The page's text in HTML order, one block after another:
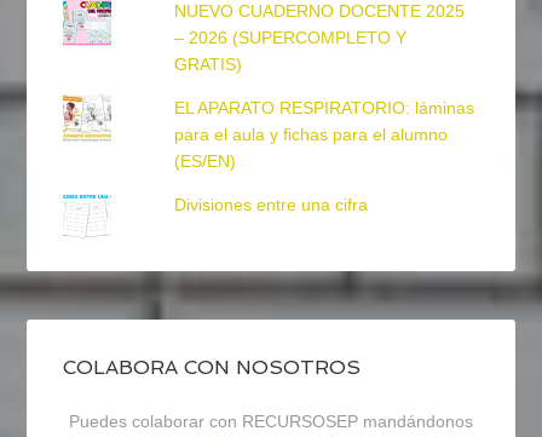
NUEVO CUADERNO DOCENTE 2025
– 2026 (SUPERCOMPLETO Y
GRATIS)
EL APARATO RESPIRATORIO: láminas
para el aula y fichas para el alumno
(ES/EN)
Divisiones entre una cifra
COLABORA CON NOSOTROS
Puedes colaborar con RECURSOSEP mandándonos